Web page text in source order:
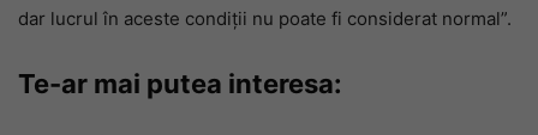
dar lucrul în aceste condiții nu poate fi considerat normal”.
Te-ar mai putea interesa: